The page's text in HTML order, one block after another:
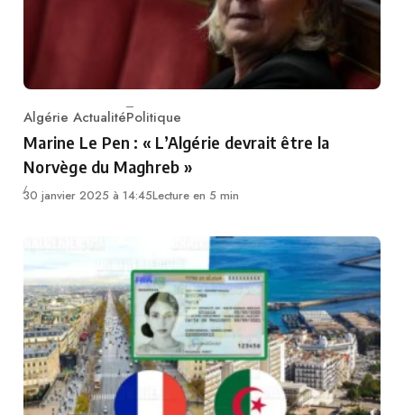
Category
Algérie ActualitéPolitique
Marine Le Pen : « L’Algérie devrait être la
Norvège du Maghreb »
30 janvier 2025 à 14:45Lecture en 5 min